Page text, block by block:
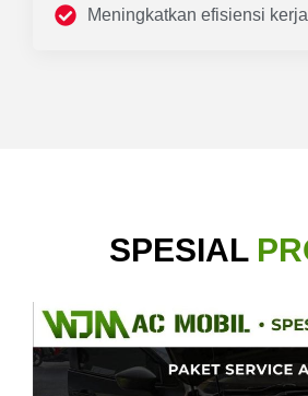
Meningkatkan efisiensi
SPESIAL